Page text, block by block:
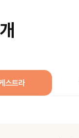
스트라